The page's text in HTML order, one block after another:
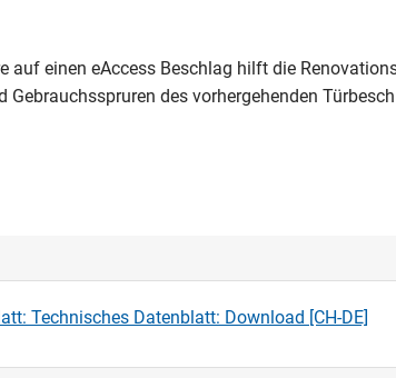
auf einen eAccess Beschlag hilft die
Gebrauchsspruren des vorhergehenden
Technisches Datenblatt: Download [CH-DE]